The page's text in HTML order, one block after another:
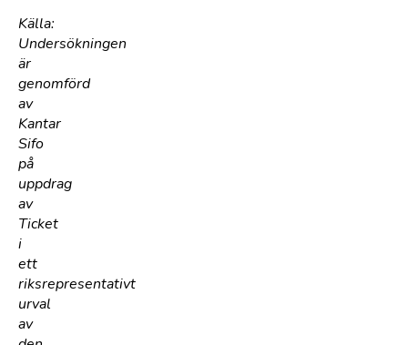
Källa:
Undersökningen
är
genomförd
av
Kantar
Sifo
på
uppdrag
av
Ticket
i
ett
riksrepresentativt
urval
av